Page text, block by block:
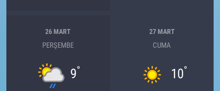
26 MART
PERŞEMBE
9°
27 MART
CUMA
10°